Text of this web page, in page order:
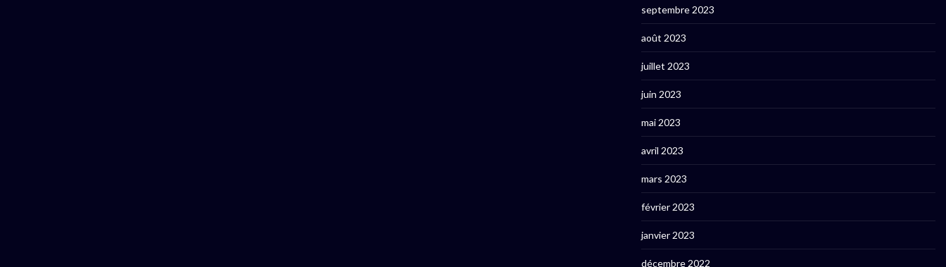
septembre 2023
août 2023
juillet 2023
juin 2023
mai 2023
avril 2023
mars 2023
février 2023
janvier 2023
décembre 2022